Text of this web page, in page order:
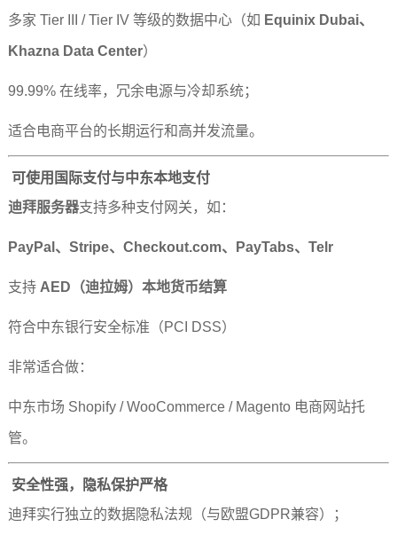
多家 Tier III / Tier IV 等级的数据中心（如 Equinix Dubai、
Khazna Data Center）
99.99% 在线率，冗余电源与冷却系统；
适合电商平台的长期运行和高并发流量。
可使用国际支付与中东本地支付
迪拜服务器支持多种支付网关，如：
PayPal、Stripe、Checkout.com、PayTabs、Telr
支持 AED（迪拉姆）本地货币结算
符合中东银行安全标准（PCI DSS）
非常适合做：
中东市场 Shopify / WooCommerce / Magento 电商网站托
管。
安全性强，隐私保护严格
迪拜实行独立的数据隐私法规（与欧盟GDPR兼容）；